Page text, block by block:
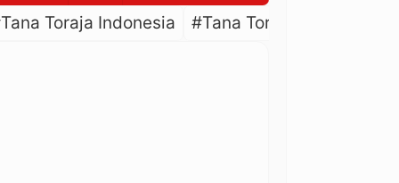
Toraja Indonesia #Tana Toraja Culture